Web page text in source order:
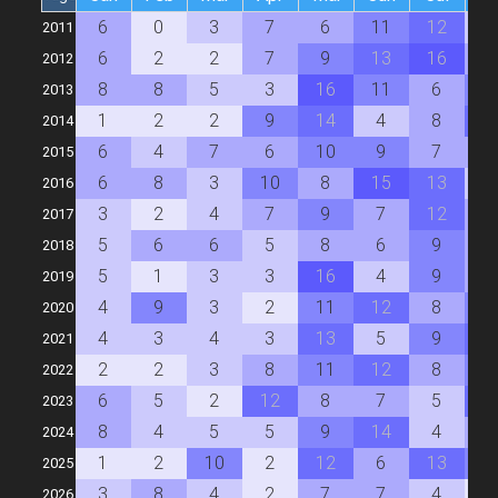
2011 6 0 3 7 6 11 12
2012 6 2 2 7 9 13 16
2013 8 8 5 3 16 11 6
2014 1 2 2 9 14 4 8
2015 6 4 7 6 10 9 7
2016 6 8 3 10 8 15 13
2017 3 2 4 7 9 7 12
2018 5 6 6 5 8 6 9
2019 5 1 3 3 16 4 9
2020 4 9 3 2 11 12 8
2021 4 3 4 3 13 5 9
2022 2 2 3 8 11 12 8
2023 6 5 2 12 8 7 5
2024 8 4 5 5 9 14 4
2025 1 2 10 2 12 6 13
2026